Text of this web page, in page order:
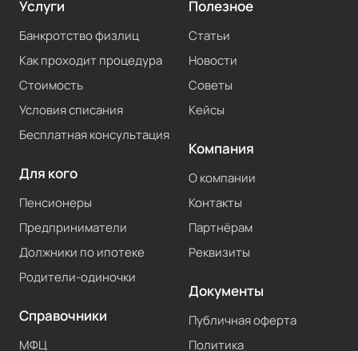
Услуги
Банкротство физлиц
Как проходит процедура
Стоимость
Условия списания
Бесплатная консультация
Для кого
Пенсионеры
Предприниматели
Должники по ипотеке
Родители-одиночки
Справочники
МФЦ
Полезное
Статьи
Новости
Советы
Кейсы
Компания
О компании
Контакты
Партнёрам
Реквизиты
Документы
Публичная оферта
Политика